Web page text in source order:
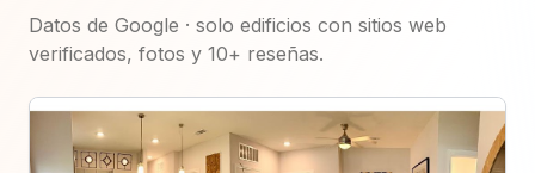
Datos de Google · solo edificios con sitios web
verificados, fotos y 10+ reseñas.